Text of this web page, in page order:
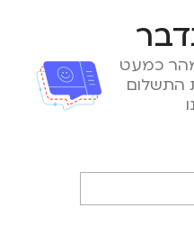
מהר כמעט
התשלום